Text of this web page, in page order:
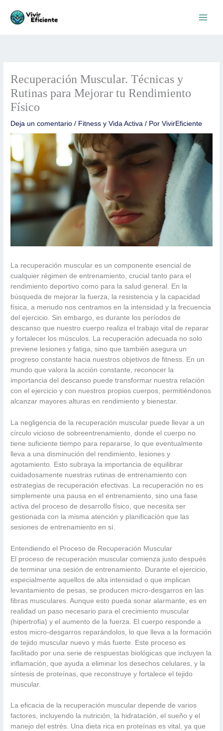
contenido
Recuperación Muscular. Técnicas y
Rutinas para Mejorar tu Rendimiento
Físico
Deja un comentario / Fitness y Vida Activa / PorVivirEficiente
La recuperación muscular es un componente esencial de
cualquier régimen de entrenamiento, crucial tanto para el
rendimiento deportivo como para la salud general. En la
búsqueda de mejorar la fuerza, la resistencia y la capacidad
física, a menudo nos centramos en la intensidad y la frecuencia
del ejercicio. Sin embargo, es durante los períodos de
descanso que nuestro cuerpo realiza el trabajo vital de reparar
y fortalecer los músculos. La recuperación adecuada no solo
previene lesiones y fatiga, sino que también asegura un
progreso constante hacia nuestros objetivos de fitness. En un
mundo que valora la acción constante, reconocer la
importancia del descanso puede transformar nuestra relación
con el ejercicio y con nuestros propios cuerpos, permitiéndonos
alcanzar mayores alturas en rendimiento y bienestar.
La negligencia de la recuperación muscular puede llevar a un
círculo vicioso de sobreentrenamiento, donde el cuerpo no
tiene suficiente tiempo para repararse, lo que eventualmente
lleva a una disminución del rendimiento, lesiones y
agotamiento. Esto subraya la importancia de equilibrar
cuidadosamente nuestras rutinas de entrenamiento con
estrategias de recuperación efectivas. La recuperación no es
simplemente una pausa en el entrenamiento, sino una fase
activa del proceso de desarrollo físico, que necesita ser
gestionada con la misma atención y planificación que las
sesiones de entrenamiento en sí.
Entendiendo el Proceso de Recuperación Muscular
El proceso de recuperación muscular comienza justo después
de terminar una sesión de entrenamiento. Durante el ejercicio,
especialmente aquellos de alta intensidad o que implican
levantamiento de pesas, se producen micro-desgarros en las
fibras musculares. Aunque esto pueda sonar alarmante, es en
realidad un paso necesario para el crecimiento muscular
(hipertrofia) y el aumento de la fuerza. El cuerpo responde a
estos micro-desgarros reparándolos, lo que lleva a la formación
de tejido muscular nuevo y más fuerte. Este proceso es
facilitado por una serie de respuestas biológicas que incluyen la
inflamación, que ayuda a eliminar los desechos celulares, y la
síntesis de proteínas, que reconstruye y fortalece el tejido
muscular.
La eficacia de la recuperación muscular depende de varios
factores, incluyendo la nutrición, la hidratación, el sueño y el
manejo del estrés. Una dieta rica en proteínas es vital, ya que